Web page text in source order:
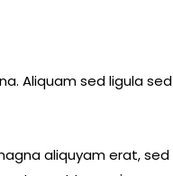
Aliquam sed ligula sed
aliquyam erat, sed